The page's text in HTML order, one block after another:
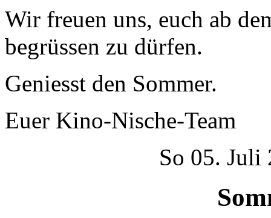
Wir freuen uns, euch ab
begrüssen zu dürfen.
Geniesst den Sommer.
Euer Kino-Nische-Team
So 05. Juli